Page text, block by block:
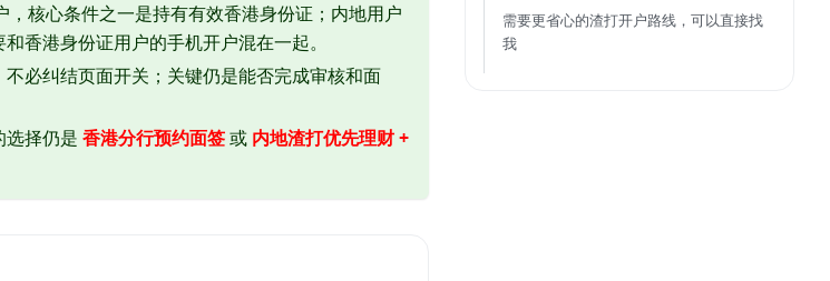
，核心条件之一是持有有效香港身份证；内地用户
香港身份证用户的手机开户混在一起。
必纠结页面开关；关键仍是能否完成审核和面
选择仍是 香港分行预约面签或 内地渣打优先理财 +
需要更省心的渣打开户路线，可以直接找
我